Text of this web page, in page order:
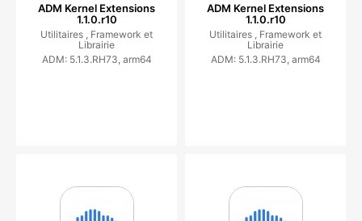
ADM Kernel Extensions
1.1.0.r10
Utilitaires , Framework et
Librairie
ADM: 5.1.3.RH73, arm64
ADM Kernel Extensions
1.1.0.r10
Utilitaires , Framework et
Librairie
ADM: 5.1.3.RH73, arm64